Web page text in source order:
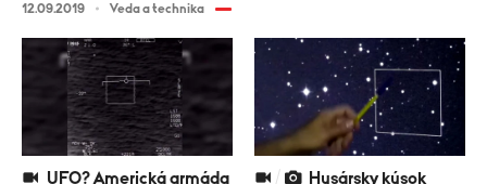
12.09.2019 Veda a technika